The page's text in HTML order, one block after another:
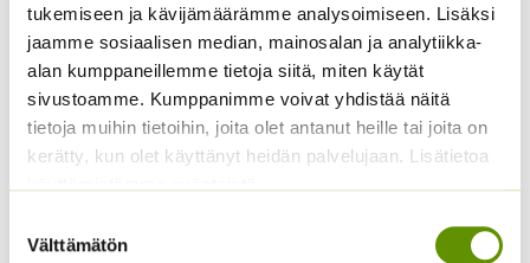
tukemiseen ja kävijämäärämme analysoimiseen. Lisäksi
jaamme sosiaalisen median, mainosalan ja analytiikka-
alan kumppaneillemme tietoja siitä, miten käytät
sivustoamme. Kumppanimme voivat yhdistää näitä
tietoja muihin tietoihin, joita olet antanut heille tai joita on
kerätty, kun olet käyttänyt heidän palvelujaan. Lisätietoa
valinta
Välttämätön
Tuoksuherne Little
2,80€ Sisältää arvonlisäveron
Kiinanasteri Hulk (50 s)
4,00€ Sisältää arvonlisäveron